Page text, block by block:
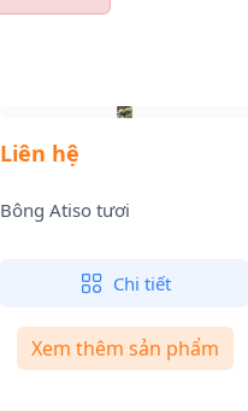
Liên hệ
Bông Atiso tươi
Chi tiết
Xem thêm sản phẩm